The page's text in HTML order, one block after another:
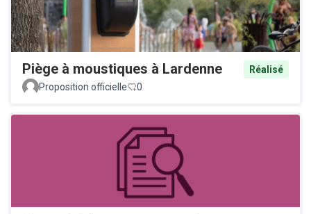
Piège à moustiques à Lardenne
Réalisé
Proposition officielle
0